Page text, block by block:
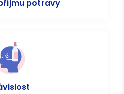
potravy